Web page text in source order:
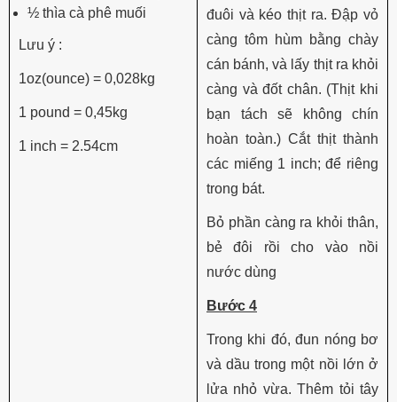
½ thìa cà phê muối
Lưu ý :
1oz(ounce) = 0,028kg
1 pound = 0,45kg
1 inch = 2.54cm
đuôi và kéo thịt ra. Đập vỏ
càng tôm hùm bằng chày
cán bánh, và lấy thịt ra khỏi
càng và đốt chân. (Thịt khi
bạn tách sẽ không chín
hoàn toàn.) Cắt thịt thành
các miếng 1 inch; để riêng
trong bát.
Bỏ phần càng ra khỏi thân,
bẻ đôi rồi cho vào nồi
nước dùng
Bước 4
Trong khi đó, đun nóng bơ
và dầu trong một nồi lớn ở
lửa nhỏ vừa. Thêm tỏi tây